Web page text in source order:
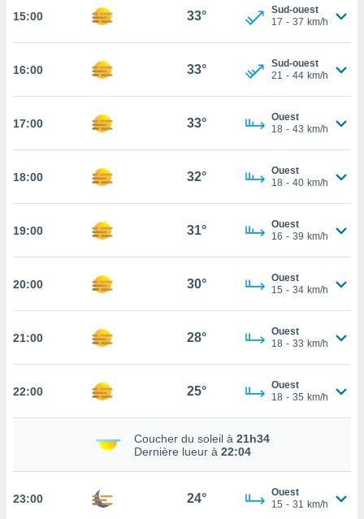
de
les
pas
à
cas,
sur le
15:00 33°
Sud-ouest
17 - 37 km/h
16:00 33°
Sud-ouest
21 - 44 km/h
17:00 33°
Ouest
18 - 43 km/h
18:00 32°
Ouest
18 - 40 km/h
19:00 31°
Ouest
16 - 39 km/h
20:00 30°
Ouest
15 - 34 km/h
21:00 28°
Ouest
18 - 33 km/h
22:00 25°
Ouest
18 - 35 km/h
Coucher du soleil à 21h34
Dernière lueur à 22:04
23:00 24°
Ouest
15 - 31 km/h